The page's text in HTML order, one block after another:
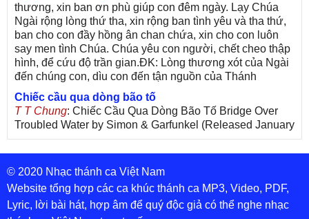
thương, xin ban ơn phù giúp con đêm ngày. Lạy Chúa
Ngài rộng lòng thứ tha, xin rộng ban tình yêu và tha thứ,
ban cho con đầy hồng ân chan chứa, xin cho con luôn
say men tình Chúa. Chúa yêu con người, chết cheo thập
hình, để cứu độ trần gian.ĐK: Lòng thương xót của Ngài
đến chúng con, dìu con đến tận nguồn của Thánh
Chiếc cầu qua dòng bão tố
T T Chung: Chiếc Cầu Qua Dòng Bão Tố Bridge Over
Troubled Water by Simon & Garfunkel (Released January
26, 1970) Lời Việt: Nhạc Sĩ Vũ Đức Nghiêm Trình Bày:
Chung Tử Lưu
De Colores! (Lời Việt)
Son Vu: Bài hát có lời chưa.Cám ơn
Bài ca dâng Mẹ
© 2020 Nhạc thánh ca Việt Nam
Website tổng hợp các ca khúc thánh ca MP3, Video, PDF,
Lyric, lời bài hát, hợp âm để quý độc giả có thể nghe nhạc